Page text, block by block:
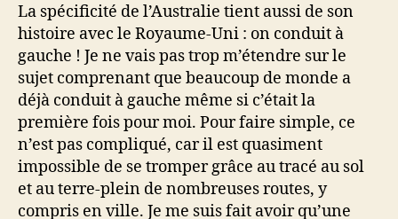
La spécificité de l’Australie tient aussi de son
histoire avec le Royaume-Uni : on conduit à
gauche ! Je ne vais pas trop m’étendre sur le
sujet comprenant que beaucoup de monde a
déjà conduit à gauche même si c’était la
première fois pour moi. Pour faire simple, ce
n’est pas compliqué, car il est quasiment
impossible de se tromper grâce au tracé au sol
et au terre-plein de nombreuses routes, y
compris en ville. Je me suis fait avoir qu’une